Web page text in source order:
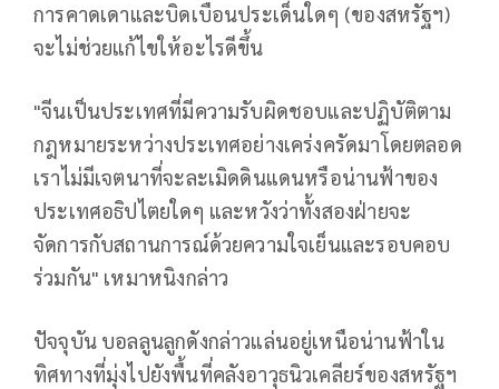
การคาดเดาและบิดเบือนประเด็นใดๆ (ของสหรัฐฯ)
จะไม่ช่วยแก้ไขให้อะไรดีขึ้น
"จีนเป็นประเทศที่มีความรับผิดชอบและปฏิบัติตาม
กฎหมายระหว่างประเทศอย่างเคร่งครัดมาโดยตลอด
เราไม่มีเจตนาที่จะละเมิดดินแดนหรือน่านฟ้าของ
ประเทศอธิปไตยใดๆ และหวังว่าทั้งสองฝ่ายจะ
จัดการกับสถานการณ์ด้วยความใจเย็นและรอบคอบ
ร่วมกัน" เหมาหนิงกล่าว
ปัจจุบัน บอลลูนลูกดังกล่าวแล่นอยู่เหนือน่านฟ้าใน
ทิศทางที่มุ่งไปยังพื้นที่คลังอาวุธนิวเคลียร์ของสหรัฐฯ